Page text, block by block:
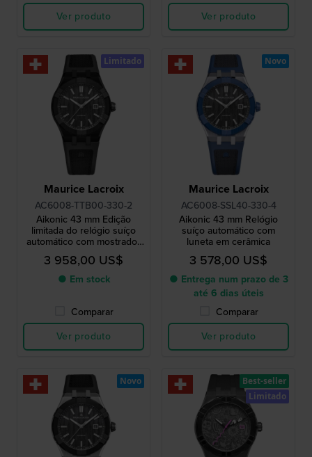
Ver produto
Ver produto
Maurice Lacroix
AC6008-TTB00-330-2
Aikonic 43 mm Edição
limitada do relógio suíço
automático com mostrador
em carbono e luneta em
cerâmica
3 958,00 US$
● Em stock
Comparar
Ver produto
Limitado
Maurice Lacroix
AC6008-SSL40-330-4
Aikonic 43 mm Relógio
suíço automático com
luneta em cerâmica
3 578,00 US$
● Entrega num prazo de 3
até 6 dias úteis
Comparar
Ver produto
Novo
Novo
Best-seller
Limitado